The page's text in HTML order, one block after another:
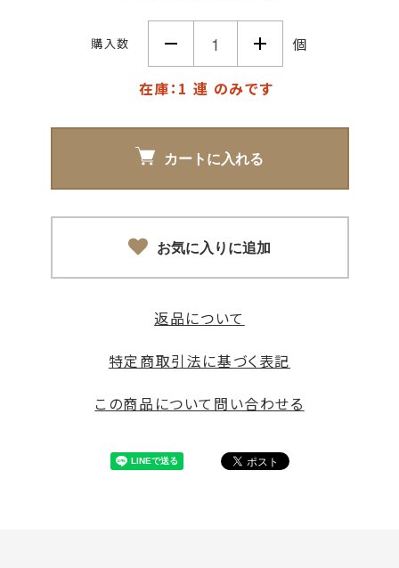
購入数 個
在庫：1 連 のみです
カートに入れる
お気に入りに追加
返品について
特定商取引法に基づく表記
この商品について問い合わせる